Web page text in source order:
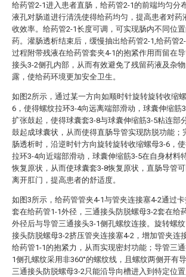
给药管2-1进入患者直肠，给药管2-1的前端均匀分
液孔对肠道进行清洗使得给药均匀，提高患者对药
收效率。给药管2-1长度可调，可实现肠内不同位
药。灌肠透析结束后，缓慢抽出给药管2-1,给药管
过程附带残液在给药管套夹4-1的抱紧作用而留在
接头3-2侧孔内部，从而有效避免了残留药液及杂
露，使给药环境更加安全卫生。
如图2所示，通过某一方向如顺时针旋转旋转收缩
6，使得螺纹拉环3-4向远离端部滑动，球囊伸缩筋
扩张鼓起，使得球囊套3-8与球囊伸缩筋3-5粘连部
鼓起成球囊状，从而使得直肠导管实现防脱功能；
肠透析时，沿逆时针方向旋转旋转收缩螺母3-6，
拉环3-4向近端部滑动，球囊伸缩筋3-5在自身材料
恢复原状，从而使球囊套3-8恢复原状，直肠导管可
离开肛门，提高患者的舒适度。
如图3所示，给药管管夹4-1与管夹连接塞4-2通过
套在给药管1-1外径，三通接头防脱螺母3-2套在给
外径后与导管三通接头3-1侧孔螺纹连接。旋转螺
接头防脱螺母3-2挤压管夹连接塞4-2，增加管夹连
给药管1-1的抱紧力，从而实现密封功能；导管三
1侧孔螺纹采用非360°的螺纹线，且螺纹两侧开有
三通接头防脱螺母3-2只能沿导向槽进入到特定位